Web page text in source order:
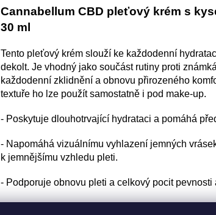
Cannabellum CBD pleťový krém s
30 ml
Tento pleťový krém slouží ke každodenní
dekolt. Je vhodný jako součást rutiny proti
každodenní zklidnění a obnovu přirozeného
textuře ho lze použít samostatně i pod make‑up.
- Poskytuje dlouhotrvající hydrataci a pomáhá
- Napomáhá vizuálnímu vyhlazení jemných
k jemnějšímu vzhledu pleti.
- Podporuje obnovu pleti a celkový pocit pevnosti